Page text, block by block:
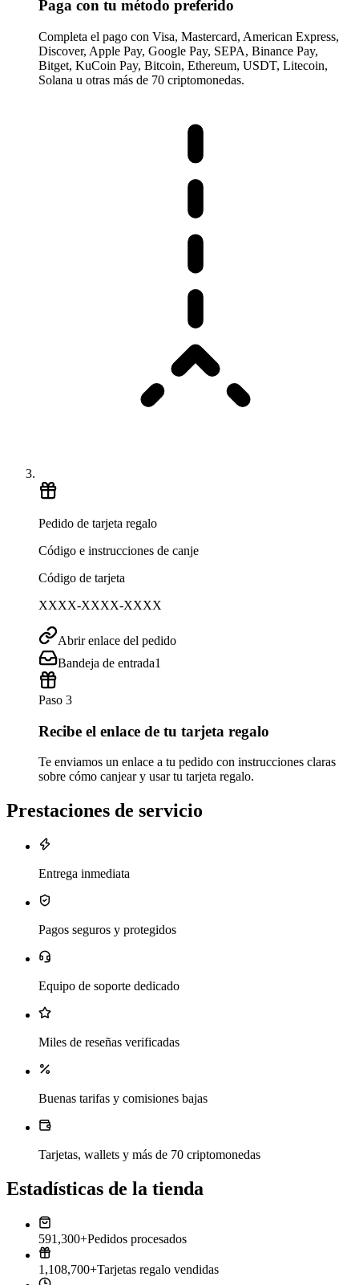
Paga con tu método preferido
Completa el pago con Visa, Mastercard, American Express,
Discover, Apple Pay, Google Pay, SEPA, Binance Pay,
Bitget, KuCoin Pay, Bitcoin, Ethereum, USDT, Litecoin,
Solana u otras más de 70 criptomonedas.
Pedido de tarjeta regalo
Código e instrucciones de canje
Código de tarjeta
XXXX-XXXX-XXXX
Abrir enlace del pedido
Bandeja de entrada1
Paso 3
Recibe el enlace de tu tarjeta regalo
Te enviamos un enlace a tu pedido con instrucciones claras
sobre cómo canjear y usar tu tarjeta regalo.
Prestaciones de servicio
Entrega inmediata
Pagos seguros y protegidos
Equipo de soporte dedicado
Miles de reseñas verificadas
Buenas tarifas y comisiones bajas
Tarjetas, wallets y más de 70 criptomonedas
Estadísticas de la tienda
591,300+Pedidos procesados
1,108,700+Tarjetas regalo vendidas